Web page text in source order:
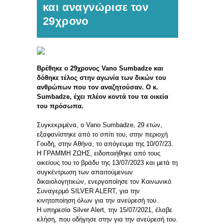
και αναγνώρισε τον
29χρονο
Βρέθηκε ο 29χρονος Vano Sumbadze και
δόθηκε τέλος στην αγωνία των δικών του
ανθρώπων που τον αναζητούσαν. Ο κ.
Sumbadze, έχει πλέον κοντά του τα οικεία
του πρόσωπα.
Συγκεκριμένα, ο Vano Sumbadze, 29 ετών,
εξαφανίστηκε από το σπίτι του, στην περιοχή
Γουδή, στην Αθήνα, το απόγευμα της 10/07/23.
Η ΓΡΑΜΜΗ ΖΩΗΣ, ειδοποιήθηκε από τους
οικείους του το βράδυ της 13/07/2023 και μετά τη
συγκέντρωση των απαιτούμενων
δικαιολογητικών, ενεργοποίησε τον Κοινωνικό
Συναγερμό SILVER ALERT, για την
κινητοποίηση όλων για την ανεύρεσή του.
Η υπηρεσία Silver Alert, την 15/07/2021, έλαβε
κλήση, που οδήγησε στην για την ανεύρεσή του.